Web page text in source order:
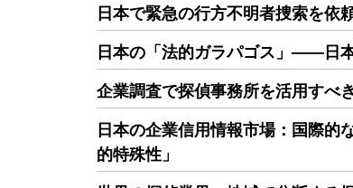
日本で緊急の行方不明者捜索を依
日本の「法的ガラパゴス」――日
企業調査で探偵事務所を活用すべ
日本の企業信用情報市場：国際的
的特殊性」